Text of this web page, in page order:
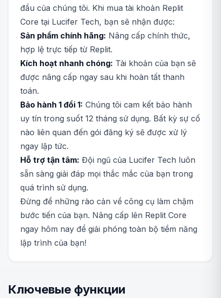
đầu của chúng tôi. Khi mua tài khoản Replit
Core tại Lucifer Tech, bạn sẽ nhận được:
Sản phẩm chính hãng: Nâng cấp chính thức,
hợp lệ trực tiếp từ Replit.
Kích hoạt nhanh chóng: Tài khoản của bạn sẽ
được nâng cấp ngay sau khi hoàn tất thanh
toán.
Bảo hành 1 đổi 1: Chúng tôi cam kết bảo hành
uy tín trong suốt 12 tháng sử dụng. Bất kỳ sự cố
nào liên quan đến gói đăng ký sẽ được xử lý
ngay lập tức.
Hỗ trợ tận tâm: Đội ngũ của Lucifer Tech luôn
sẵn sàng giải đáp mọi thắc mắc của bạn trong
quá trình sử dụng.
Đừng để những rào cản về công cụ làm chậm
bước tiến của bạn. Nâng cấp lên Replit Core
ngay hôm nay để giải phóng toàn bộ tiềm năng
lập trình của bạn!
Ключевые функции